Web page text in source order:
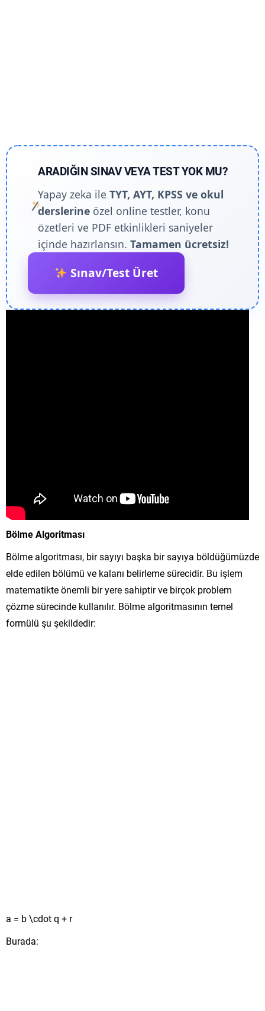
ARADIĞIN SINAV VEYA TEST YOK MU?
Yapay zeka ileTYT, AYT, KPSS ve okul
derslerine özel online testler, konu
özetleri ve PDF etkinlikleri saniyeler
içinde hazırlansın.Tamamen ücretsiz!
Sınav/Test Üret
Bölme Algoritması
Bölme algoritması, bir sayıyı başka bir sayıya böldüğümüzde
elde edilen bölümü ve kalanı belirleme sürecidir. Bu işlem
matematikte önemli bir yere sahiptir ve birçok problem
çözme sürecinde kullanılır. Bölme algoritmasının temel
formülü şu şekildedir:
a = b \cdot q + r
Burada: